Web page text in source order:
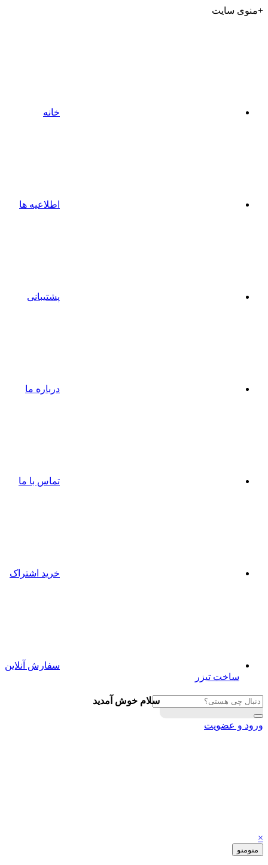
+منوی سایت
خانه
اطلاعیه ها
پشتیبانی
درباره ما
تماس با ما
خرید اشتراک
سفارش آنلاین
ساخت تیزر
سلام خوش آمدید
ورود و عضویت
×
منومنو